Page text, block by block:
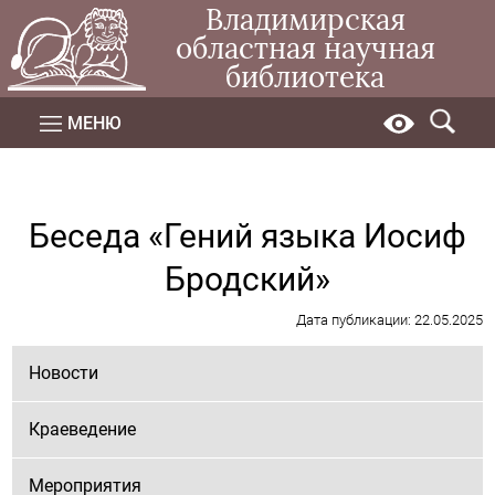
Владимирская
областная научная
библиотека
МЕНЮ
Беседа «Гений языка Иосиф
Бродский»
Дата публикации: 22.05.2025
Новости
Краеведение
Мероприятия